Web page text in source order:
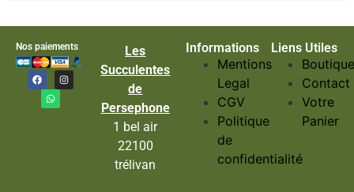
Nos paiements
Les
Succulentes
de
Persephone
1 bel air
22100
trélivan
Informations
Mentions
Legal
CGV
Politique
de
confidentialité
Liens Utiles
Contact
Votre
Panier